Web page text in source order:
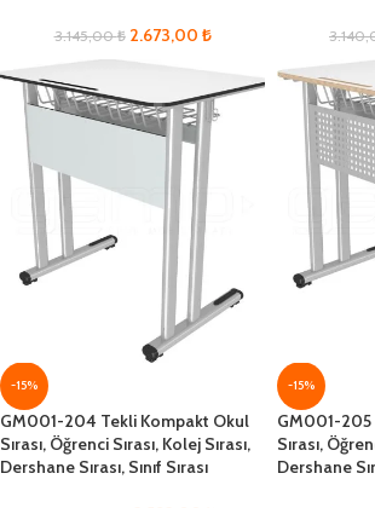
3.145,00₺ 2.673,00 ₺
-15%
GM001-204 Tekli Kompakt Okul
Sırası, Öğrenci Sırası, Kolej Sırası,
Dershane Sırası, Sınıf Sırası
-15%
GM001-205
Sırası,
Dershane